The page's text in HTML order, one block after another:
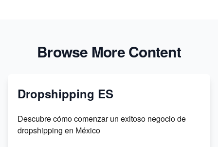
Browse More Content
Dropshipping ES
Descubre cómo comenzar un exitoso negocio de
dropshipping en México